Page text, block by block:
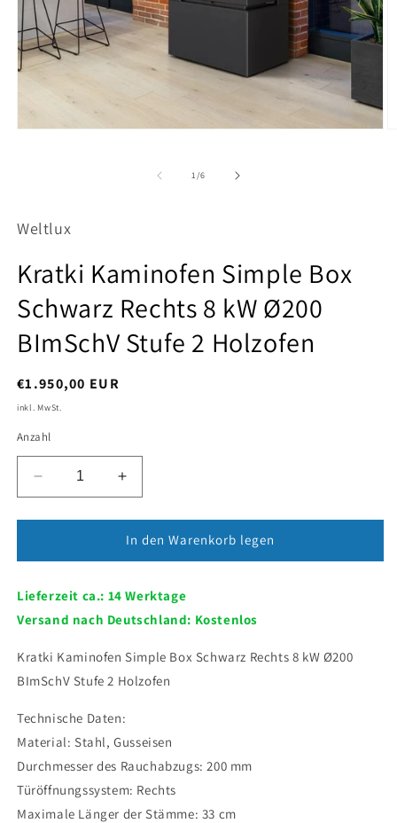
1/von
6
Weltlux
Kratki Kaminofen Simple Box
Schwarz Rechts 8 kW Ø200
BImSchV Stufe 2 Holzofen
,
€1.950,00 EUR
inkl. MwSt.
Anzahl
Verringere
die
Menge
Kratki
Simple
Box
Rechts
kW
BImSchV
Stufe
2
Holzofen
Erhöhe
die
Menge
für
Kratki
Simple
Box
Rechts
kW
BImSchV
Stufe
2
Holzofen
In den Warenkorb legen
Lieferzeit ca.: 14 Werktage
Versand nach Deutschland: Kostenlos
Kratki Kaminofen Simple Box Schwarz Rechts 8 kW Ø200
BImSchV Stufe 2 Holzofen
Technische Daten:
Material: Stahl, Gusseisen
Durchmesser des Rauchabzugs: 200 mm
Türöffnungssystem: Rechts
Maximale Länger der Stämme: 33 cm